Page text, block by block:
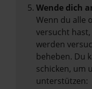
Wende dich
Wenn du alle
versucht
werden
beheben. Du
schicken, um
unterstützen: